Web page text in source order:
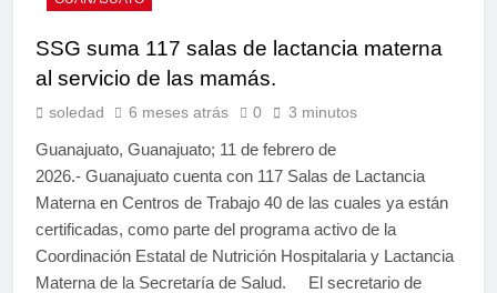
SSG suma 117 salas de lactancia materna
al servicio de las mamás.
soledad 6 meses atrás 0 3 minutos
Guanajuato, Guanajuato; 11 de febrero de
2026.- Guanajuato cuenta con 117 Salas de Lactancia
Materna en Centros de Trabajo 40 de las cuales ya están
certificadas, como parte del programa activo de la
Coordinación Estatal de Nutrición Hospitalaria y Lactancia
Materna de la Secretaría de Salud. El secretario de